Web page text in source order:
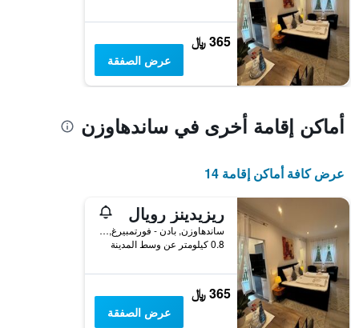
365 ﷼
عرض الصفقة
أماكن إقامة أخرى في ساندهاوزن
عرض كافة أماكن إقامة 14
ريزيدينز رويال
ساندهاوزن, بادن - فورتمبيرغ, ألمانيا
0.8 كيلومتر عن وسط المدينة
365 ﷼
عرض الصفقة